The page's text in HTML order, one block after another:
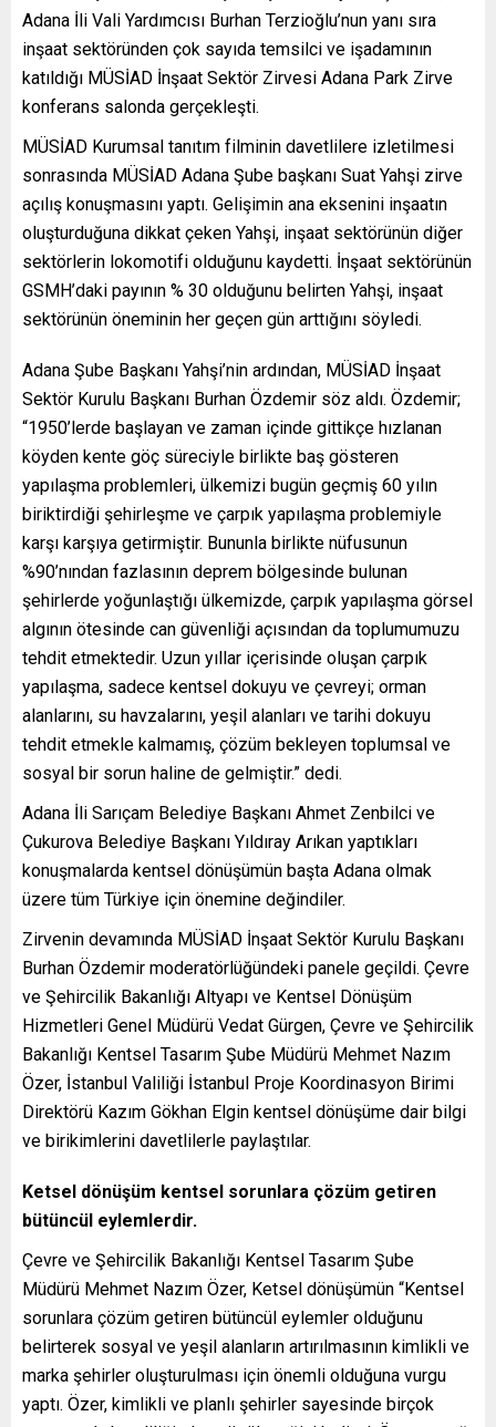
Adana İli Vali Yardımcısı Burhan Terzioğlu’nun yanı sıra
inşaat sektöründen çok sayıda temsilci ve işadamının
katıldığı MÜSİAD İnşaat Sektör Zirvesi Adana Park Zirve
konferans salonda gerçekleşti.
MÜSİAD Kurumsal tanıtım filminin davetlilere izletilmesi
sonrasında MÜSİAD Adana Şube başkanı Suat Yahşi zirve
açılış konuşmasını yaptı. Gelişimin ana eksenini inşaatın
oluşturduğuna dikkat çeken Yahşi, inşaat sektörünün diğer
sektörlerin lokomotifi olduğunu kaydetti. İnşaat sektörünün
GSMH’daki payının % 30 olduğunu belirten Yahşi, inşaat
sektörünün öneminin her geçen gün arttığını söyledi.
Adana Şube Başkanı Yahşi’nin ardından, MÜSİAD İnşaat
Sektör Kurulu Başkanı Burhan Özdemir söz aldı. Özdemir;
“1950’lerde başlayan ve zaman içinde gittikçe hızlanan
köyden kente göç süreciyle birlikte baş gösteren
yapılaşma problemleri, ülkemizi bugün geçmiş 60 yılın
biriktirdiği şehirleşme ve çarpık yapılaşma problemiyle
karşı karşıya getirmiştir. Bununla birlikte nüfusunun
%90’nından fazlasının deprem bölgesinde bulunan
şehirlerde yoğunlaştığı ülkemizde, çarpık yapılaşma görsel
algının ötesinde can güvenliği açısından da toplumumuzu
tehdit etmektedir. Uzun yıllar içerisinde oluşan çarpık
yapılaşma, sadece kentsel dokuyu ve çevreyi; orman
alanlarını, su havzalarını, yeşil alanları ve tarihi dokuyu
tehdit etmekle kalmamış, çözüm bekleyen toplumsal ve
sosyal bir sorun haline de gelmiştir.” dedi.
Adana İli Sarıçam Belediye Başkanı Ahmet Zenbilci ve
Çukurova Belediye Başkanı Yıldıray Arıkan yaptıkları
konuşmalarda kentsel dönüşümün başta Adana olmak
üzere tüm Türkiye için önemine değindiler.
Zirvenin devamında MÜSİAD İnşaat Sektör Kurulu Başkanı
Burhan Özdemir moderatörlüğündeki panele geçildi. Çevre
ve Şehircilik Bakanlığı Altyapı ve Kentsel Dönüşüm
Hizmetleri Genel Müdürü Vedat Gürgen, Çevre ve Şehircilik
Bakanlığı Kentsel Tasarım Şube Müdürü Mehmet Nazım
Özer, İstanbul Valiliği İstanbul Proje Koordinasyon Birimi
Direktörü Kazım Gökhan Elgin kentsel dönüşüme dair bilgi
ve birikimlerini davetlilerle paylaştılar.
Ketsel dönüşüm kentsel sorunlara çözüm getiren
bütüncül eylemlerdir.
Çevre ve Şehircilik Bakanlığı Kentsel Tasarım Şube
Müdürü Mehmet Nazım Özer, Ketsel dönüşümün “Kentsel
sorunlara çözüm getiren bütüncül eylemler olduğunu
belirterek sosyal ve yeşil alanların artırılmasının kimlikli ve
marka şehirler oluşturulması için önemli olduğuna vurgu
yaptı. Özer, kimlikli ve planlı şehirler sayesinde birçok